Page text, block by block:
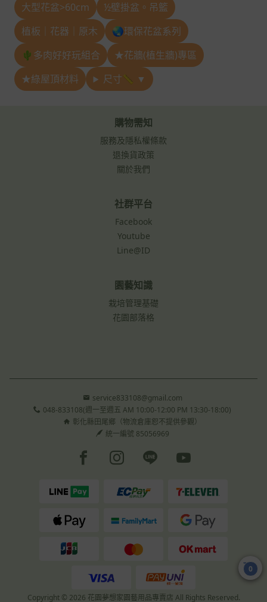
大型花盆>60cm
½壁掛盆。吊籃
植板｜花器｜原木
🌏環保花盆系列
🌵多肉好好玩組合
★花牆(植生牆)專區
★綠屋頂材料
尺寸📏 ▼
購物需知
服務及隱私權條款
退換貨政策
關於我們
社群平台
Facebook
Youtube
Line@ID
園藝知識
栽培管理基礎
花園部落格
service833108@gmail.com
048-833108(週一至週五 AM 10:00-12:00 PM 13:30-18:00)
彰化縣田尾鄉（物流倉庫恕不提供參觀）
統一編號 85056969
Facebook page
Instagram page
Line pageYoutube page
Copyright © 2026 花園夢想家園藝用品專賣店 All Rights Reserved.
0